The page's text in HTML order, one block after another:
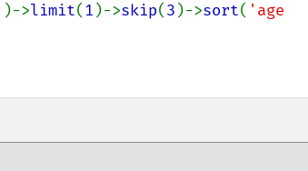
)->limit(1 )->skip(3 )->sort( 'age